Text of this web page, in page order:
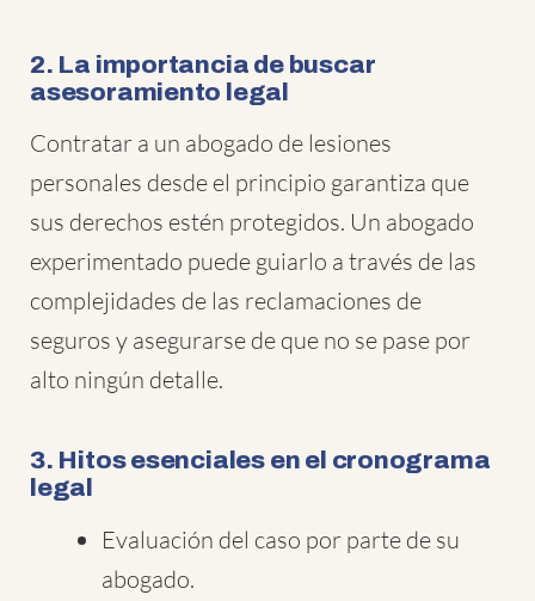
2. La importancia de buscar
asesoramiento legal
Contratar a un abogado de lesiones
personales desde el principio garantiza que
sus derechos estén protegidos. Un abogado
experimentado puede guiarlo a través de las
complejidades de las reclamaciones de
seguros y asegurarse de que no se pase por
alto ningún detalle.
3. Hitos esenciales en el cronograma
legal
Evaluación del caso por parte de su
abogado.